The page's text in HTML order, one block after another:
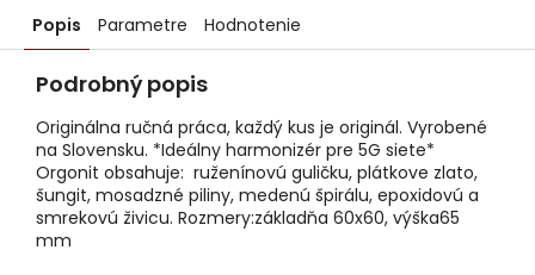
Popis Parametre Hodnotenie
Podrobný popis
Originálna ručná práca, každý kus je originál. Vyrobené
na Slovensku. *Ideálny harmonizér pre 5G siete*
Orgonit obsahuje: ruženínovú guličku, plátkove zlato,
šungit, mosadzné piliny, medenú špirálu, epoxidovú a
smrekovú živicu. Rozmery:základňa 60x60, výška65
mm